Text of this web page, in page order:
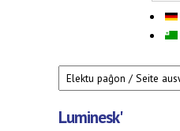
Luminesk'